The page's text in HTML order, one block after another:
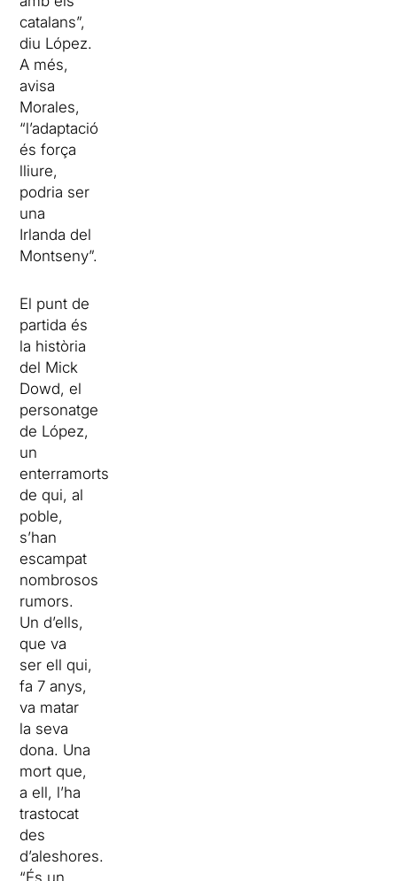
catalans”,
diu López.
A més,
avisa
Morales,
“l’adaptació
és força
lliure,
podria ser
una
Irlanda del
Montseny”.
El punt de
partida és
la història
del Mick
Dowd, el
personatge
de López,
un
enterramorts
de qui, al
poble,
s’han
escampat
nombrosos
rumors.
Un d’ells,
que va
ser ell qui,
fa 7 anys,
va matar
la seva
dona. Una
mort que,
a ell, l’ha
trastocat
des
d’aleshores.